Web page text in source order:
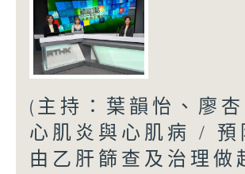
(主持：葉韻怡、廖
心肌炎與心肌病 / 預
由乙肝篩查及治理做